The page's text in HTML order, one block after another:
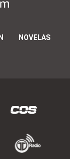
NOVELAS